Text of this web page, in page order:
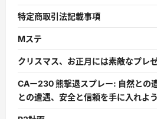
特定商取引法記載事項
Mステ
クリスマス、お正月には素敵なプレ
CAー230 熊撃退スプレー: 自然との
との遭遇、安全と信頼を手に入れよう